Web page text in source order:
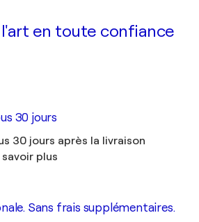
en toute confiance
30 jours
30 jours après la livraison
savoir plus
Sans frais supplémentaires.